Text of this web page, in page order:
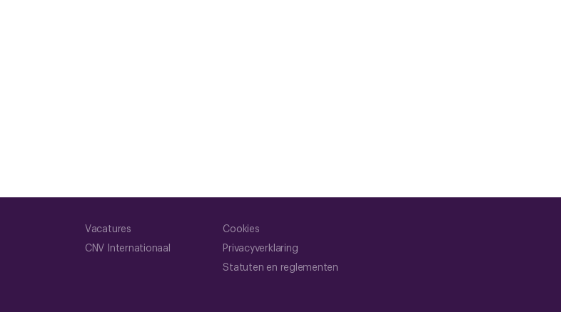
Vacatures
CNV Internationaal
Cookies
Privacyverklaring
Statuten en reglementen